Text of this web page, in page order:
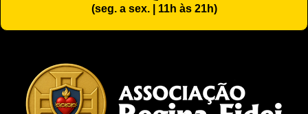
(seg. a sex. | 11h às 21h)